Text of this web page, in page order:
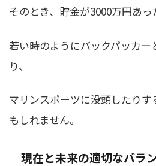
そのとき、貯金が3000万円あっ
若い時のようにバックパッカー
り、
マリンスポーツに没頭したり
もしれません。
現在と未来の適切なバラ